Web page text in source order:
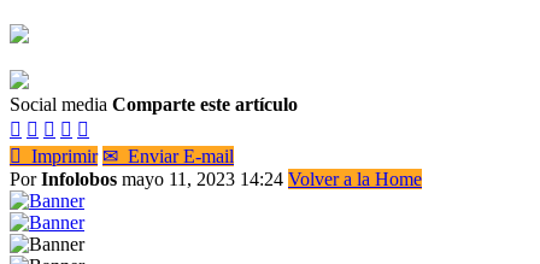
Social media Comparte este artículo
    
 Imprimir ✉ Enviar E-mail
PorInfolobos mayo 11, 2023 14:24 Volver a la Home